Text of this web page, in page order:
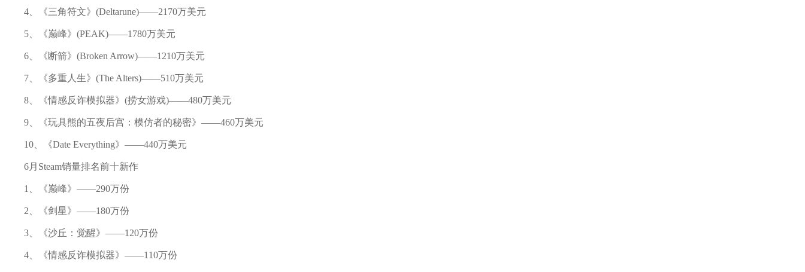
4、《三角符文》(Deltarune)——2170万美元
5、《巅峰》(PEAK)——1780万美元
6、《断箭》(Broken Arrow)——1210万美元
7、《多重人生》(The Alters)——510万美元
8、《情感反诈模拟器》(捞女游戏)——480万美元
9、《玩具熊的五夜后宫：模仿者的秘密》——460万美元
10、《Date Everything》——440万美元
6月Steam销量排名前十新作
1、《巅峰》——290万份
2、《剑星》——180万份
3、《沙丘：觉醒》——120万份
4、《情感反诈模拟器》——110万份